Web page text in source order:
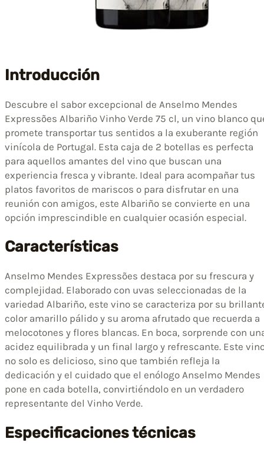
Introducción
Descubre el sabor excepcional de Anselmo Mendes
Expressões Albariño Vinho Verde 75 cl, un vino blanco
promete transportar tus sentidos a la exuberante región
vinícola de Portugal. Esta caja de 2 botellas es perfecta
para aquellos amantes del vino que buscan una
experiencia fresca y vibrante. Ideal para acompañar tus
platos favoritos de mariscos o para disfrutar en una
reunión con amigos, este Albariño se convierte en una
opción imprescindible en cualquier ocasión especial.
Características
Anselmo Mendes Expressões destaca por su frescura y
complejidad. Elaborado con uvas seleccionadas de la
variedad Albariño, este vino se caracteriza por su
color amarillo pálido y su aroma afrutado que recuerda a
melocotones y flores blancas. En boca, sorprende con
acidez equilibrada y un final largo y refrescante. Este
no solo es delicioso, sino que también refleja la
dedicación y el cuidado que el enólogo Anselmo Mendes
pone en cada botella, convirtiéndolo en un verdadero
representante del Vinho Verde.
Especificaciones técnicas